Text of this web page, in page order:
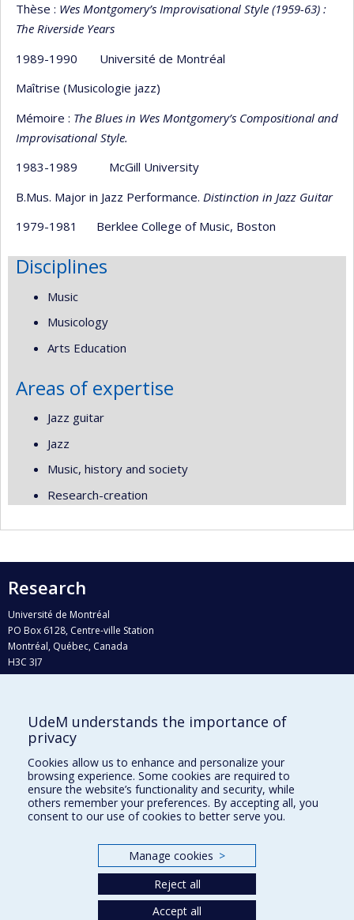
Thèse : Wes Montgomery’s Improvisational Style (1959-63) :
The Riverside Years
1989-1990 Université de Montréal
Maîtrise (Musicologie jazz)
Mémoire : The Blues in Wes Montgomery’s Compositional and
Improvisational Style.
1983-1989 McGill University
B.Mus. Major in Jazz Performance. Distinction in Jazz Guitar
1979-1981 Berklee College of Music, Boston
Disciplines
Music
Musicology
Arts Education
Areas of expertise
Jazz guitar
Jazz
Music, history and society
Research-creation
Research
Université de Montréal
PO Box 6128, Centre-ville Station
Montréal, Québec, Canada
H3C 3J7
Who does what?
Find us
Site map
Accessibility
UdeM understands the importance of
privacy
Cookies allow us to enhance and personalize your
browsing experience. Some cookies are required to
ensure the website’s functionality and security, while
others remember your preferences. By accepting all, you
consent to our use of cookies to better serve you.
Manage cookies >
Reject all
Accept all